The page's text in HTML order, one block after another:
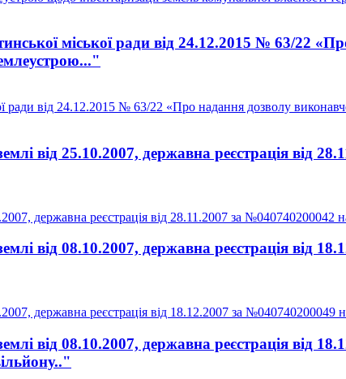
міської ради від 24.12.2015 № 63/22
від 24.12.2015 № 63/22 «Про надання дозволу
від 25.10.2007, державна реєстрація від
державна реєстрація від 28.11.2007 за №040740200042
від 08.10.2007, державна реєстрація від
державна реєстрація від 18.12.2007 за №040740200049
від 08.10.2007, державна реєстрація від